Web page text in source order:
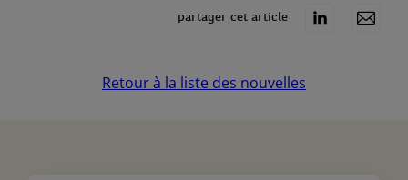
partager cet article
Retour à la liste des nouvelles